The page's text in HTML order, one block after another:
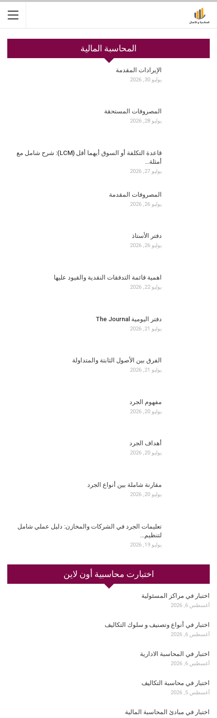
المحاسبة المالية
الإيرادات المقدمة
يوليو 30, 2026
المصروفات المستحقة
يوليو 28, 2026
قاعدة التكلفة أو السوق أيهما أقل (LCM): شرح شامل مع
أمثلة…
يوليو 27, 2026
المصروفات المقدمة
يوليو 26, 2026
دفتر الأستاذ
يوليو 26, 2026
اهمية قائمة التدفقات النقدية والقيود عليها
يوليو 22, 2026
دفتر اليومية The Journal
يوليو 21, 2026
الفرق بين الأصول الثابتة والمتداولة
يوليو 21, 2026
مفهوم الجرد
يوليو 20, 2026
أهداف الجرد
يوليو 20, 2026
مقارنة شاملة بين أنواع الجرد
يوليو 20, 2026
تعليمات الجرد في الشركات والمخازن: دليل عملي شامل
لتنظيم…
يوليو 19, 2026
اختبارت محاسبية أون لاين
اختبار في مراكز المسئولية
أغسطس 6, 2026
اختبار في أنواع وتصنيف و سلوك التكاليف
أغسطس 6, 2026
اختبار في المحاسبة الادارية
أغسطس 6, 2026
اختبار في محاسبة التكاليف
أغسطس 5, 2026
اختبار في مبادئ المحاسبة المالية